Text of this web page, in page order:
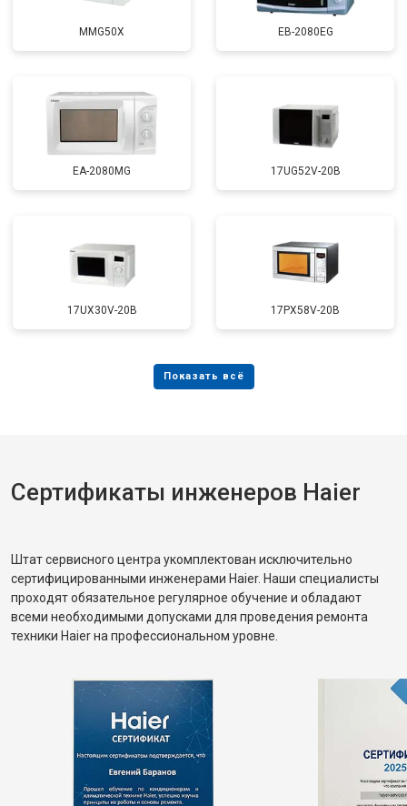
MMG50X EB-2080EG
EA-2080MG 17UG52V-20B
17UX30V-20B 17PX58V-20B
Сертификаты инженеров Haier
Штат сервисного центра укомплектован исключительно
сертифицированными инженерами Haier. Наши специалисты
проходят обязательное регулярное обучение и обладают
всеми необходимыми допусками для проведения ремонта
техники Haier на профессиональном уровне.